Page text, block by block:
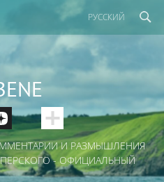
РУССКИЙ
И РАЗМЫШЛЕНИЯ
- ОФИЦИАЛЬНЫЙ